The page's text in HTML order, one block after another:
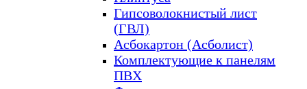
Гипсоволокнистый лист
(ГВЛ)
Асбокартон (Асболист)
Комплектующие к панелям
ПВХ